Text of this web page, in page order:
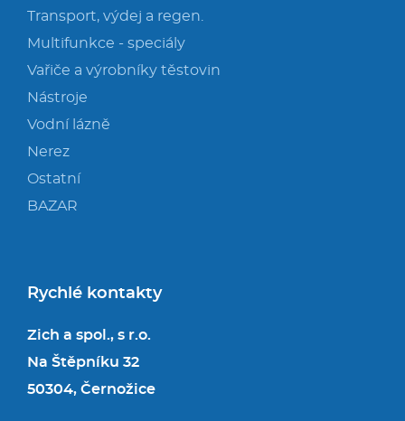
Transport, výdej a regen.
Multifunkce - speciály
Vařiče a výrobníky těstovin
Nástroje
Vodní lázně
Nerez
Ostatní
BAZAR
Rychlé kontakty
Zich a spol., s r.o.
Na Štěpníku 32
50304, Černožice